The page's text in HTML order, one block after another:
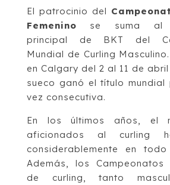
El patrocinio del
Femenino se suma al
principal de BKT del
Mundial de Curling
en Calgary del 2 al 11 de
sueco ganó el título mundial
vez consecutiva.
En los últimos años, el
aficionados al curling
considerablemente en
Además, los Campeonatos
de curling, tanto